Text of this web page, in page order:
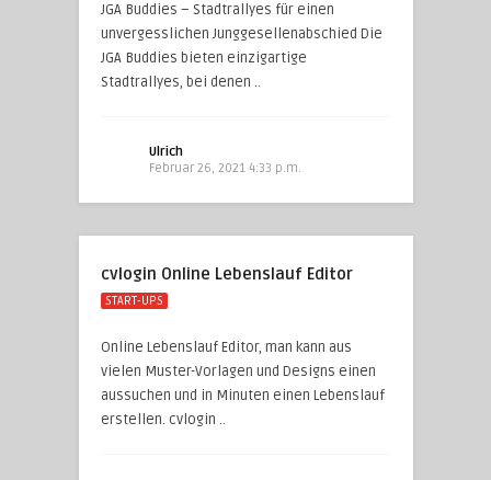
JGA Buddies – Stadtrallyes für einen
unvergesslichen Junggesellenabschied Die
JGA Buddies bieten einzigartige
Stadtrallyes, bei denen ..
Ulrich
Februar 26, 2021 4:33 p.m.
cvlogin Online Lebenslauf Editor
START-UPS
Online Lebenslauf Editor, man kann aus
vielen Muster-Vorlagen und Designs einen
aussuchen und in Minuten einen Lebenslauf
erstellen. cvlogin ..